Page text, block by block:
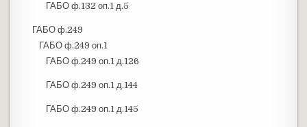
ГАБО ф.132 оп.1 д.5
ГАБО ф.249
ГАБО ф.249 оп.1
ГАБО ф.249 оп.1 д.126
ГАБО ф.249 оп.1 д.144
ГАБО ф.249 оп.1 д.145